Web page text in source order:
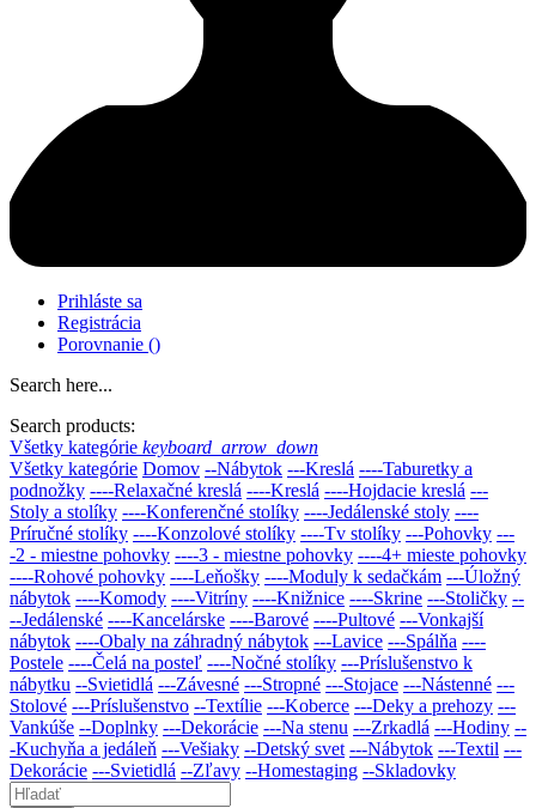
Prihláste sa
Registrácia
Porovnanie ()
Search here...
Search products:
Všetky kategórie keyboard_arrow_down
Všetky kategórie Domov --Nábytok ---Kreslá ----Taburetky a
podnožky ----Relaxačné kreslá ----Kreslá ----Hojdacie kreslá ---
Stoly a stolíky ----Konferenčné stolíky ----Jedálenské stoly ----
Príručné stolíky ----Konzolové stolíky ----Tv stolíky ---Pohovky ---
-2 - miestne pohovky ----3 - miestne pohovky ----4+ mieste pohovky
----Rohové pohovky ----Leňošky ----Moduly k sedačkám ---Úložný
nábytok ----Komody ----Vitríny ----Knižnice ----Skrine ---Stoličky --
--Jedálenské ----Kancelárske ----Barové ----Pultové ---Vonkajší
nábytok ----Obaly na záhradný nábytok ---Lavice ---Spálňa ----
Postele ----Čelá na posteľ ----Nočné stolíky ---Príslušenstvo k
nábytku --Svietidlá ---Závesné ---Stropné ---Stojace ---Nástenné ---
Stolové ---Príslušenstvo --Textílie ---Koberce ---Deky a prehozy ---
Vankúše --Doplnky ---Dekorácie ---Na stenu ---Zrkadlá ---Hodiny --
-Kuchyňa a jedáleň ---Vešiaky --Detský svet ---Nábytok ---Textil ---
Dekorácie ---Svietidlá --Zľavy --Homestaging --Skladovky